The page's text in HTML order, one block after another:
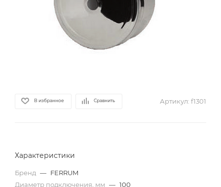
В избранное Сравнить Артикул: f1301
Характеристики
Бренд — FERRUM
Диаметр подключения, мм — 100